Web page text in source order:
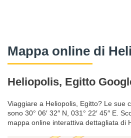
Mappa online di
Heliopolis, Egitto
Viaggiare a Heliopolis, Egitto? Le sue
sono 30° 06′ 32″ N, 031° 22′ 45″ E.
mappa online interattiva dettagliata di